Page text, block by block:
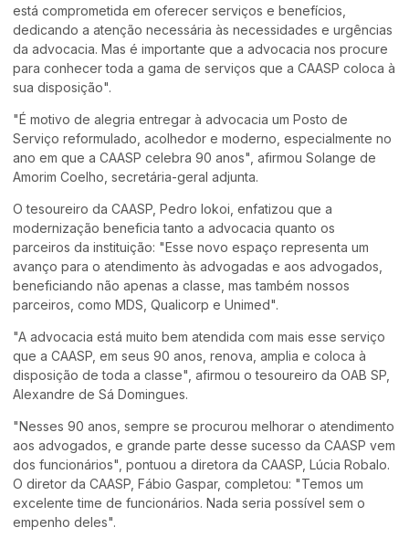
está comprometida em oferecer serviços e benefícios,
dedicando a atenção necessária às necessidades e urgências
da advocacia. Mas é importante que a advocacia nos procure
para conhecer toda a gama de serviços que a CAASP coloca à
sua disposição".
"É motivo de alegria entregar à advocacia um Posto de
Serviço reformulado, acolhedor e moderno, especialmente no
ano em que a CAASP celebra 90 anos", afirmou Solange de
Amorim Coelho, secretária-geral adjunta.
O tesoureiro da CAASP, Pedro Iokoi, enfatizou que a
modernização beneficia tanto a advocacia quanto os
parceiros da instituição: "Esse novo espaço representa um
avanço para o atendimento às advogadas e aos advogados,
beneficiando não apenas a classe, mas também nossos
parceiros, como MDS, Qualicorp e Unimed".
"A advocacia está muito bem atendida com mais esse serviço
que a CAASP, em seus 90 anos, renova, amplia e coloca à
disposição de toda a classe", afirmou o tesoureiro da OAB SP,
Alexandre de Sá Domingues.
"Nesses 90 anos, sempre se procurou melhorar o atendimento
aos advogados, e grande parte desse sucesso da CAASP vem
dos funcionários", pontuou a diretora da CAASP, Lúcia Robalo.
O diretor da CAASP, Fábio Gaspar, completou: "Temos um
excelente time de funcionários. Nada seria possível sem o
empenho deles".